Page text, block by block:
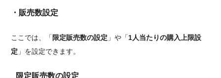
・販売数設定
ここでは、「 限定販売数の設定 」や「1人当たりの購入上限設
定 」を設定できます。
限定販売数の設定